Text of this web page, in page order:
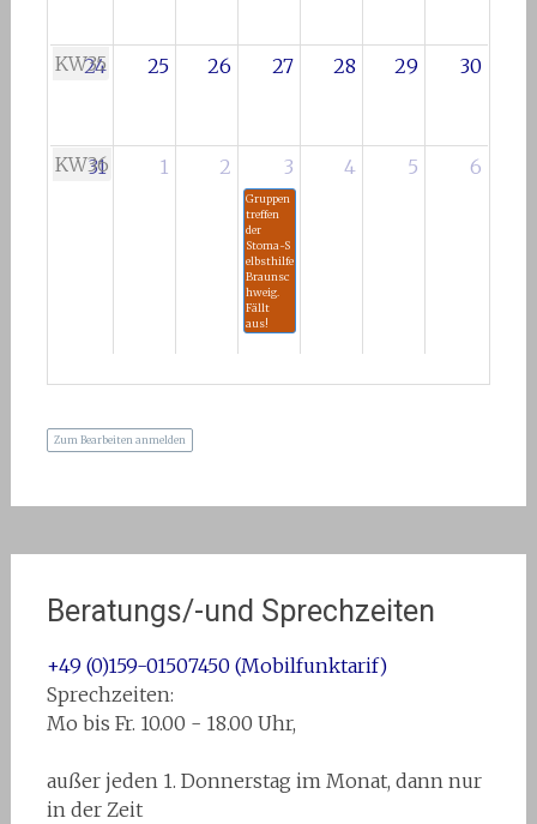
KW35
24 25 26 27 28 29 30
KW36
31 1 2 3
Gruppen
treffen
der
Stoma~S
elbsthilfe
Braunsc
hweig.
Fällt
aus!
4 5 6
Zum Bearbeiten anmelden
Beratungs/-und Sprechzeiten
+49 (0)159-01507450 (Mobilfunktarif)
Sprechzeiten:
Mo bis Fr. 10.00 - 18.00 Uhr,
außer jeden 1. Donnerstag im Monat, dann nur
in der Zeit